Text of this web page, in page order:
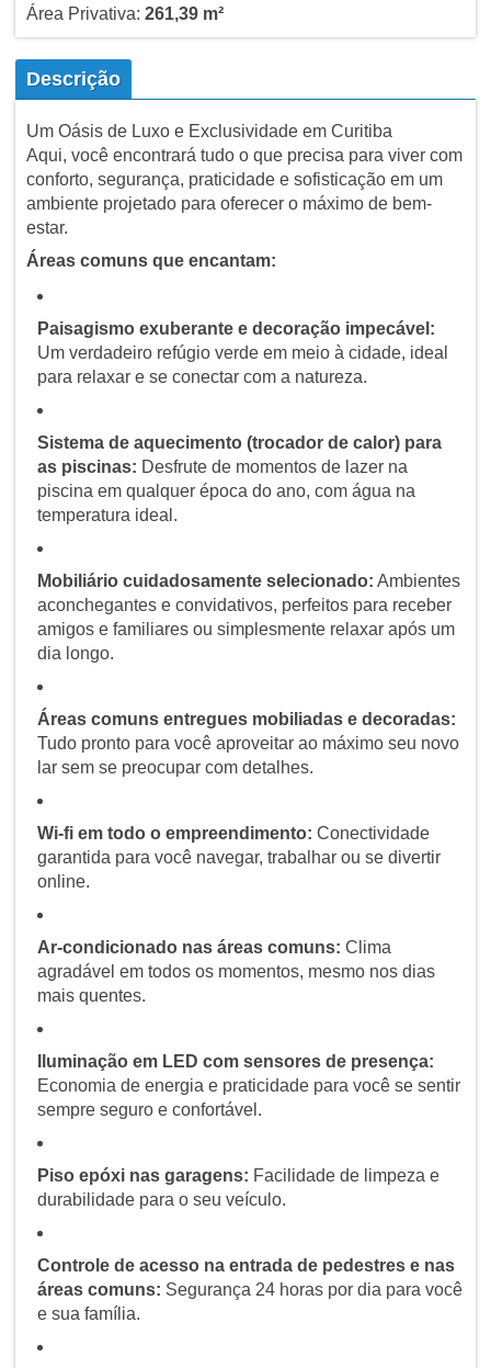
Área Privativa: 261,39 m²
Descrição
Um Oásis de Luxo e Exclusividade em Curitiba
Aqui, você encontrará tudo o que precisa para viver com
conforto, segurança, praticidade e sofisticação em um
ambiente projetado para oferecer o máximo de bem-
estar.
Áreas comuns que encantam:
Paisagismo exuberante e decoração impecável:
Um verdadeiro refúgio verde em meio à cidade, ideal
para relaxar e se conectar com a natureza.
Sistema de aquecimento (trocador de calor) para
as piscinas: Desfrute de momentos de lazer na
piscina em qualquer época do ano, com água na
temperatura ideal.
Mobiliário cuidadosamente selecionado: Ambientes
aconchegantes e convidativos, perfeitos para receber
amigos e familiares ou simplesmente relaxar após um
dia longo.
Áreas comuns entregues mobiliadas e decoradas:
Tudo pronto para você aproveitar ao máximo seu novo
lar sem se preocupar com detalhes.
Wi-fi em todo o empreendimento: Conectividade
garantida para você navegar, trabalhar ou se divertir
online.
Ar-condicionado nas áreas comuns: Clima
agradável em todos os momentos, mesmo nos dias
mais quentes.
Iluminação em LED com sensores de presença:
Economia de energia e praticidade para você se sentir
sempre seguro e confortável.
Piso epóxi nas garagens: Facilidade de limpeza e
durabilidade para o seu veículo.
Controle de acesso na entrada de pedestres e nas
áreas comuns: Segurança 24 horas por dia para você
e sua família.